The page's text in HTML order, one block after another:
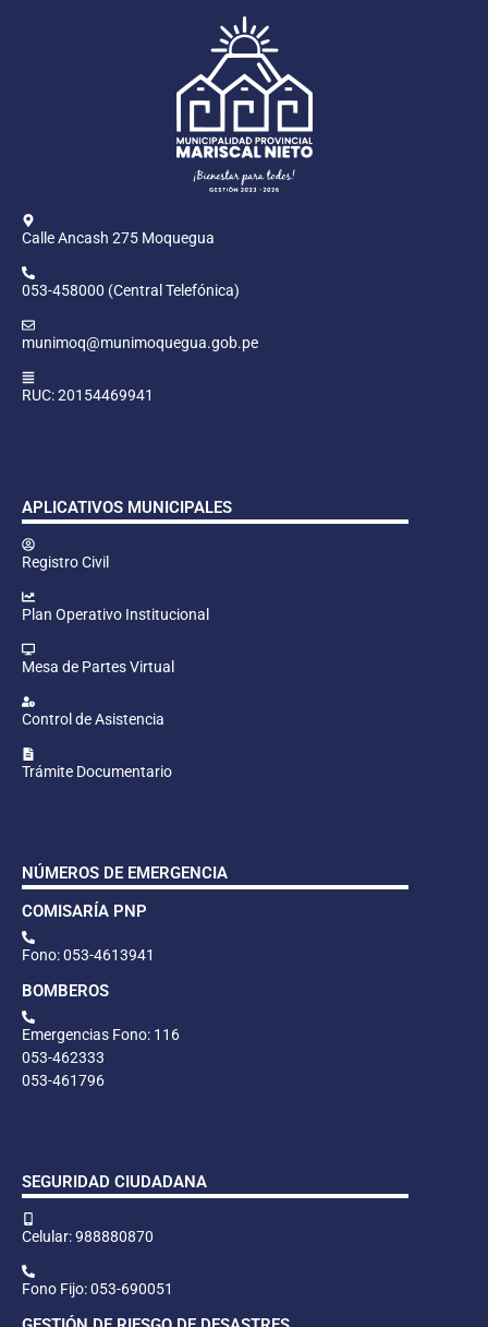
Calle Ancash 275 Moquegua
053-458000 (Central Telefónica)
munimoq@munimoquegua.gob.pe
RUC: 20154469941
APLICATIVOS MUNICIPALES
Registro Civil
Plan Operativo Institucional
Mesa de Partes Virtual
Control de Asistencia
Trámite Documentario
NÚMEROS DE EMERGENCIA
COMISARÍA PNP
Fono: 053-4613941
BOMBEROS
Emergencias Fono: 116
053-462333
053-461796
SEGURIDAD CIUDADANA
Celular: 988880870
Fono Fijo: 053-690051